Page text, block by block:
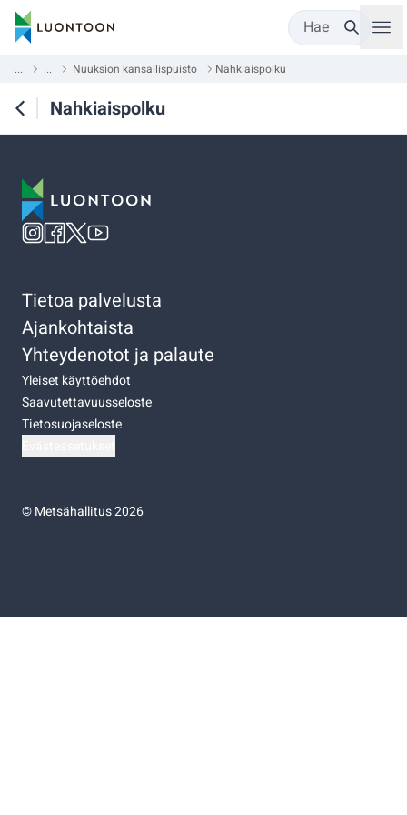
Hae
... ... Nuuksion kansallispuisto Nahkiaispolku
Nahkiaispolku
Tietoa palvelusta
Ajankohtaista
Yhteydenotot ja palaute
Yleiset käyttöehdot
Saavutettavuusseloste
Tietosuojaseloste
©Metsähallitus 2026